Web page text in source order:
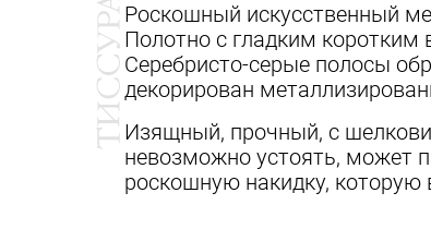
Роскошный искусственный
Полотно с гладким коротким
Серебристо-серые полосы
декорирован
Изящный, прочный, с
невозможно устоять, может
роскошную накидку, которую